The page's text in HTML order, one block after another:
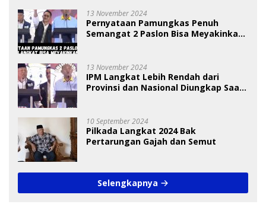
13 November 2024
Pernyataan Pamungkas Penuh
Semangat 2 Paslon Bisa Meyakinkan
13 November 2024
IPM Langkat Lebih Rendah dari
Provinsi dan Nasional Diungkap Saat
10 September 2024
Pilkada Langkat 2024 Bak
Pertarungan Gajah dan Semut
Selengkapnya